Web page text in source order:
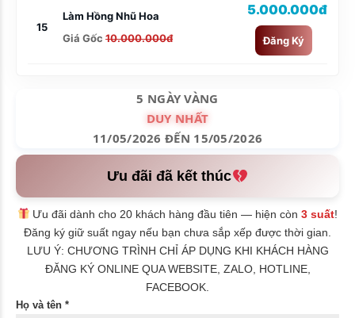
15
Làm Hồng Nhũ Hoa
Giá Gốc 10.000.000đ
5.000.000đ
Đăng Ký
5 NGÀY VÀNG
DUY NHẤT
11/05/2026 ĐẾN 15/05/2026
Ưu đãi đã kết thúc
Ưu đãi dành cho 20 khách hàng đầu tiên — hiện còn3 suất!
Đăng ký giữ suất ngay nếu bạn chưa sắp xếp được thời gian.
LƯU Ý: CHƯƠNG TRÌNH CHỈ ÁP DỤNG KHI KHÁCH HÀNG
ĐĂNG KÝ ONLINE QUA WEBSITE, ZALO, HOTLINE,
FACEBOOK.
Họ và tên *